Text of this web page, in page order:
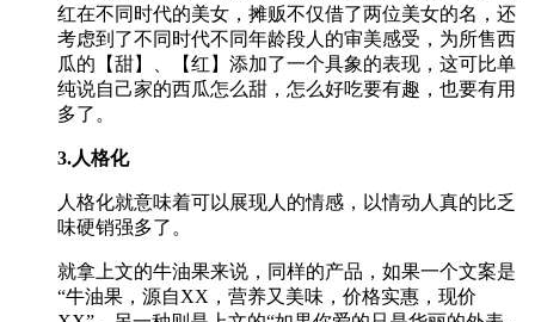
红在不同时代的美女，摊贩不仅借了两位美女的名，还
考虑到了不同时代不同年龄段人的审美感受，为所售西
瓜的【甜】、【红】添加了一个具象的表现，这可比单
纯说自己家的西瓜怎么甜，怎么好吃要有趣，也要有用
多了。
3.人格化
人格化就意味着可以展现人的情感，以情动人真的比乏
味硬销强多了。
就拿上文的牛油果来说，同样的产品，如果一个文案是
“牛油果，源自XX，营养又美味，价格实惠，现价